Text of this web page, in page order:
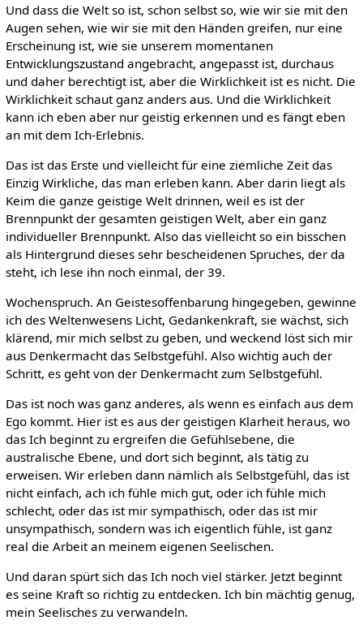
Und dass die Welt so ist, schon selbst so, wie wir sie mit den
Augen sehen, wie wir sie mit den Händen greifen, nur eine
Erscheinung ist, wie sie unserem momentanen
Entwicklungszustand angebracht, angepasst ist, durchaus
und daher berechtigt ist, aber die Wirklichkeit ist es nicht. Die
Wirklichkeit schaut ganz anders aus. Und die Wirklichkeit
kann ich eben aber nur geistig erkennen und es fängt eben
an mit dem Ich-Erlebnis.
Das ist das Erste und vielleicht für eine ziemliche Zeit das
Einzig Wirkliche, das man erleben kann. Aber darin liegt als
Keim die ganze geistige Welt drinnen, weil es ist der
Brennpunkt der gesamten geistigen Welt, aber ein ganz
individueller Brennpunkt. Also das vielleicht so ein bisschen
als Hintergrund dieses sehr bescheidenen Spruches, der da
steht, ich lese ihn noch einmal, der 39.
Wochenspruch. An Geistesoffenbarung hingegeben, gewinne
ich des Weltenwesens Licht, Gedankenkraft, sie wächst, sich
klärend, mir mich selbst zu geben, und weckend löst sich mir
aus Denkermacht das Selbstgefühl. Also wichtig auch der
Schritt, es geht von der Denkermacht zum Selbstgefühl.
Das ist noch was ganz anderes, als wenn es einfach aus dem
Ego kommt. Hier ist es aus der geistigen Klarheit heraus, wo
das Ich beginnt zu ergreifen die Gefühlsebene, die
australische Ebene, und dort sich beginnt, als tätig zu
erweisen. Wir erleben dann nämlich als Selbstgefühl, das ist
nicht einfach, ach ich fühle mich gut, oder ich fühle mich
schlecht, oder das ist mir sympathisch, oder das ist mir
unsympathisch, sondern was ich eigentlich fühle, ist ganz
real die Arbeit an meinem eigenen Seelischen.
Und daran spürt sich das Ich noch viel stärker. Jetzt beginnt
es seine Kraft so richtig zu entdecken. Ich bin mächtig genug,
mein Seelisches zu verwandeln.